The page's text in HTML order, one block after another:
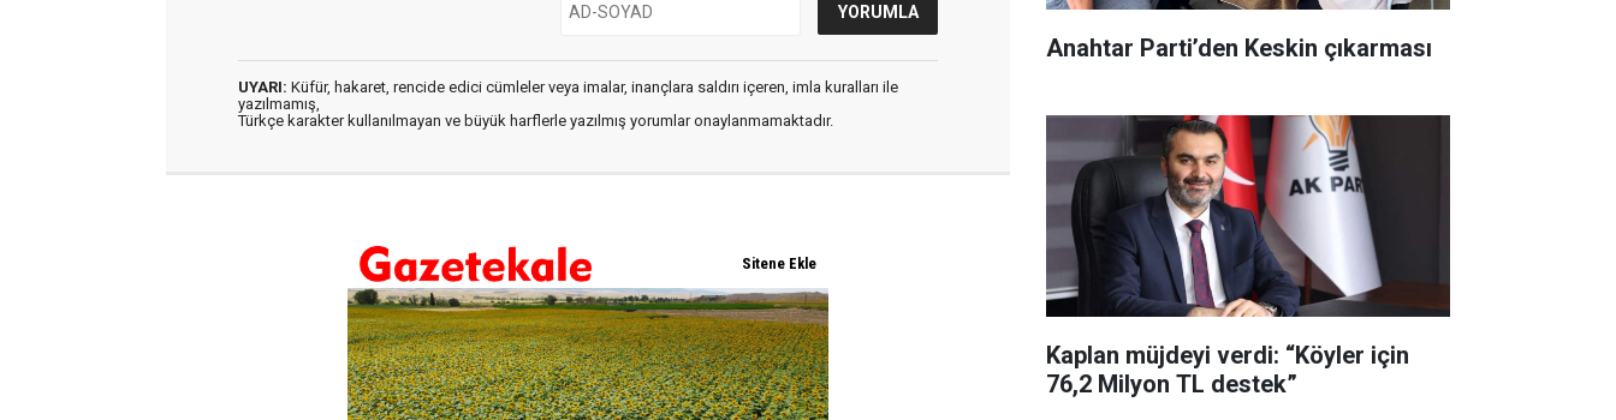
UYARI: Küfür, hakaret, rencide edici cümleler veya imalar, inançlara saldırı içeren, imla kuralları ile
yazılmamış,
Türkçe karakter kullanılmayan ve büyük harflerle yazılmış yorumlar onaylanmamaktadır.
Anahtar Parti’den Keskin çıkarması
Kaplan müjdeyi verdi: “Köyler için
76,2 Milyon TL destek”